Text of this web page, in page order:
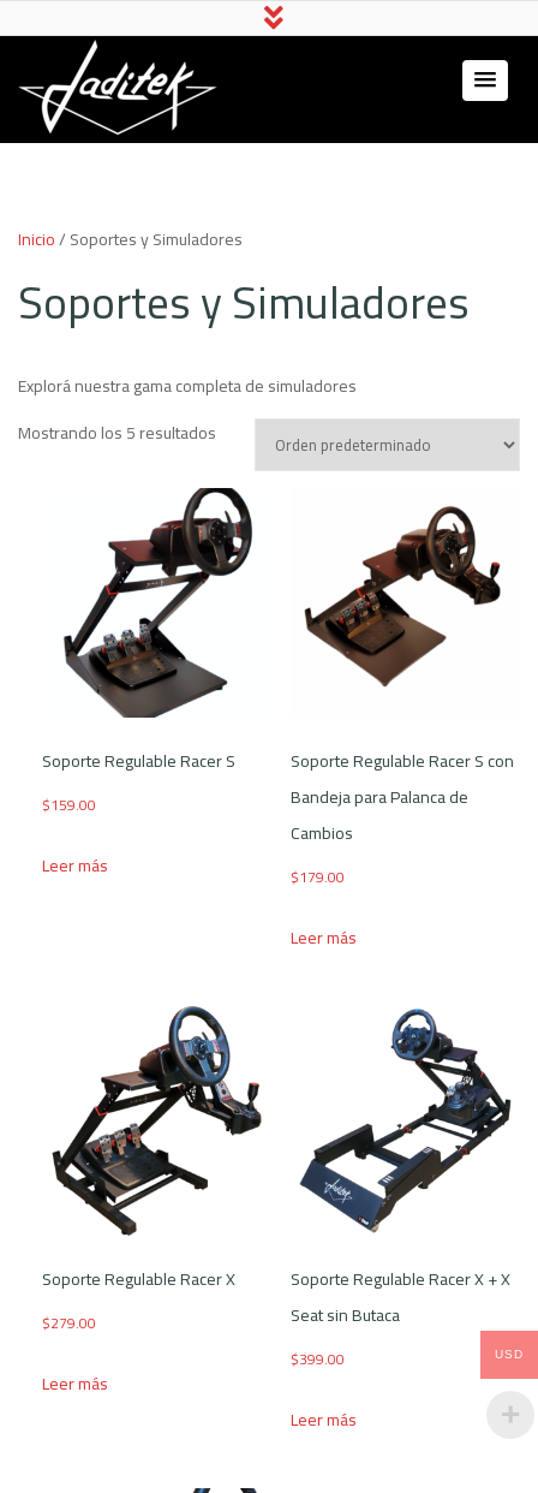
Jaditek
Simuladores & Hardware
Inicio/ Soportes y Simuladores
Soportes y Simuladores
Explorá nuestra gama completa de simuladores
Mostrando los 5 resultados
Soporte Regulable Racer S
$159.00
Leer más
Soporte Regulable Racer S con
Bandeja para Palanca de
Cambios
$179.00
Leer más
Soporte Regulable Racer X
$279.00
Leer más
Soporte Regulable Racer X + X
Seat sin Butaca
$399.00
Leer más
USD